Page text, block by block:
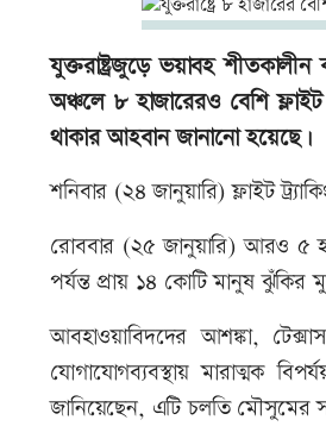
যুক্তরাষ্ট্রজুড়ে ভয়াবহ
অঞ্চলে ৮ হাজারেরও বেশি
থাকার আহবান জানানো হয়েছে।
শনিবার (২৪ জানুয়ারি) ফ্লাইট
রোববার (২৫ জানুয়ারি) আরও ৫
পর্যন্ত প্রায় ১৪ কোটি মানুষ ঝুঁকির
আবহাওয়াবিদদের আশঙ্কা,
যোগাযোগব্যবস্থায় মারাত্মক
জানিয়েছেন, এটি চলতি মৌসুমের